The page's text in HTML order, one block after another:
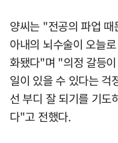
양씨는 "전공의 파업
아내의 뇌수술이 오늘
화됐다"며 "의정 갈등
일이 있을 수 있다는 걱
선 부디 잘 되기를 기도
다"고 전했다.